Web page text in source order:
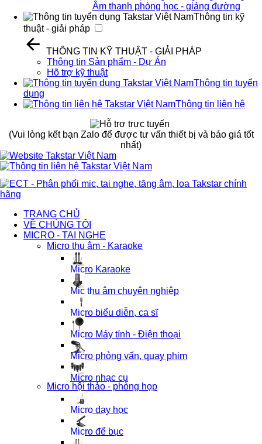
Âm thanh phòng học - giảng đường
Thông tin kỹ
thuật - giải pháp
THÔNG TIN KỸ THUẬT - GIẢI PHÁP
Thông tin Sản phẩm - Dự Án
Hõ trợ kỹ thuật
Thông tin tuyển
dụng
Thông tin liên hệ
(Vui lòng kết bạn Zalo để được tư vấn thiết bị và báo giá tốt
nhất)
TRANG CHỦ
VỀ CHÚNG TÔI
MICRO - TAI NGHE
Micro thu âm - Karaoke
Micro Karaoke
Mic thu âm chuyên nghiệp
Micro biểu diễn, ca sĩ
Micro Máy tính - Điện thoại
Micro phỏng vấn, quay phim
Micro nhạc cụ
Micro hội thảo - phòng họp
Micro dạy học
Micro để bục